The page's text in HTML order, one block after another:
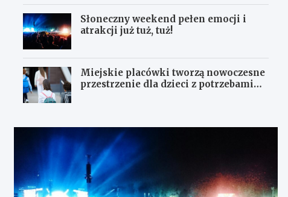
Słoneczny weekend pełen emocji i
atrakcji już tuż, tuż!
Miejskie placówki tworzą nowoczesne
przestrzenie dla dzieci z potrzebami